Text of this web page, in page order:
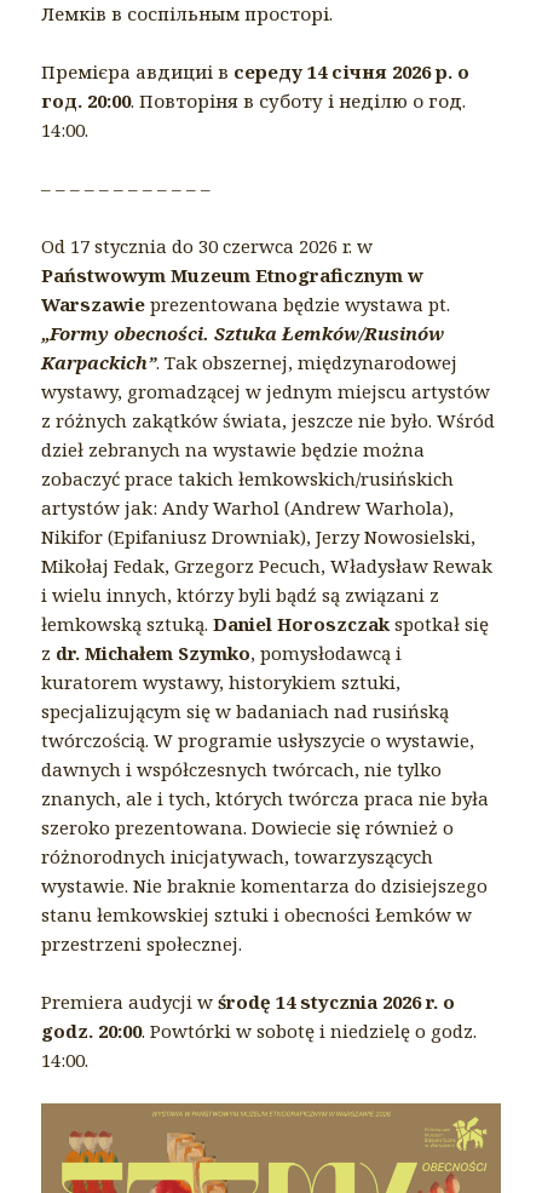
Лемків в соспільным просторі.
Премієра авдициі в середу 14 січня 2026 р. о
год. 20:00. Повторіня в суботу і неділю о год.
14:00.
– – – – – – – – – – – –
Od 17 stycznia do 30 czerwca 2026 r. w
Państwowym Muzeum Etnograficznym w
Warszawie prezentowana będzie wystawa pt.
„Formy obecności. Sztuka Łemków/Rusinów
Karpackich”. Tak obszernej, międzynarodowej
wystawy, gromadzącej w jednym miejscu artystów
z różnych zakątków świata, jeszcze nie było. Wśród
dzieł zebranych na wystawie będzie można
zobaczyć prace takich łemkowskich/rusińskich
artystów jak: Andy Warhol (Andrew Warhola),
Nikifor (Epifaniusz Drowniak), Jerzy Nowosielski,
Mikołaj Fedak, Grzegorz Pecuch, Władysław Rewak
i wielu innych, którzy byli bądź są związani z
łemkowską sztuką.Daniel Horoszczakspotkał się
z dr. Michałem Szymko, pomysłodawcą i
kuratorem wystawy, historykiem sztuki,
specjalizującym się w badaniach nad rusińską
twórczością. W programie usłyszycie o wystawie,
dawnych i współczesnych twórcach, nie tylko
znanych, ale i tych, których twórcza praca nie była
szeroko prezentowana. Dowiecie się również o
różnorodnych inicjatywach, towarzyszących
wystawie. Nie braknie komentarza do dzisiejszego
stanu łemkowskiej sztuki i obecności Łemków w
przestrzeni społecznej.
Premiera audycji wśrodę 14 stycznia 2026 r. o
godz. 20:00. Powtórki w sobotę i niedzielę o godz.
14:00.